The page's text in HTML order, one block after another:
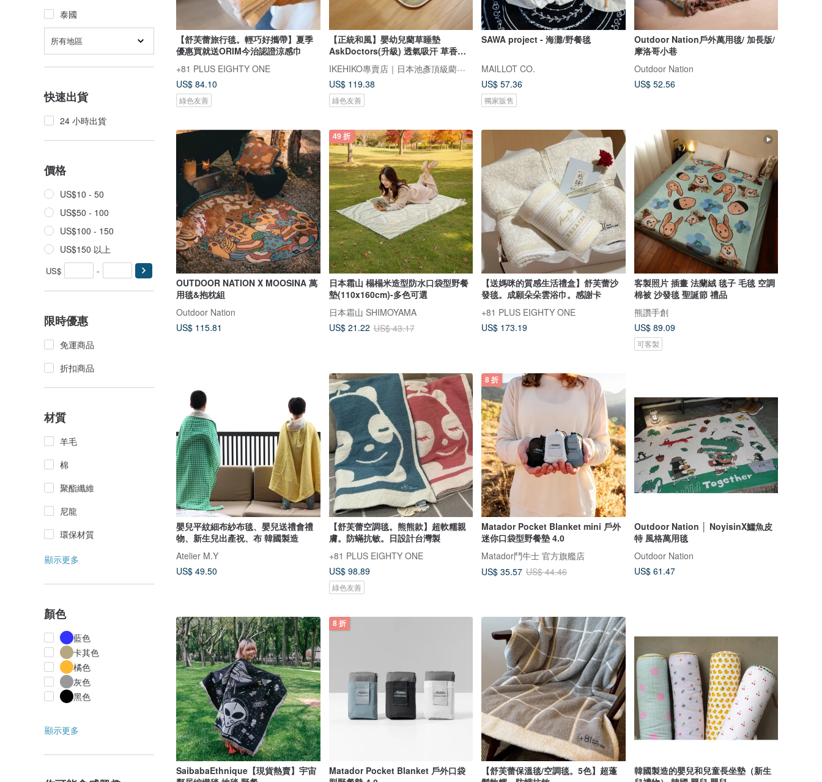
泰國
所有地區
快速出貨
24 小時出貨
價格
US$10 - 50
US$50 - 100
US$100 - 150
US$150 以上
US$ -
限時優惠
免運商品
折扣商品
材質
羊毛
棉
聚酯纖維
尼龍
環保材質
顯示更多
顏色
藍色
卡其色
橘色
灰色
黑色
顯示更多
【舒芙蕾旅行毯。輕巧好攜帶】夏季
優惠買就送ORIM今治認證涼感巾
+81 PLUS EIGHTY ONE
US$ 84.10
綠色友善
【正統和風】嬰幼兒藺草睡墊
AskDoctors(升級) 透氣吸汗 草香入
IKEHIKO專賣店｜日本池彥頂級藺草製品｜讓生活與自然更靠近
US$ 119.38
綠色友善
SAWA project - 海灘/野餐毯
MAILLOT CO.
US$ 57.36
獨家販售
Outdoor Nation戶外萬用毯/ 加長版/
摩洛哥小巷
Outdoor Nation
US$ 52.56
OUTDOOR NATION X MOOSINA 萬
用毯&抱枕組
Outdoor Nation
US$ 115.81
49 折
日本霜山 榻榻米造型防水口袋型野餐
墊(110x160cm)-多色可選
日本霜山 SHIMOYAMA
US$ 21.22 US$ 43.17
【送媽咪的質感生活禮盒】舒芙蕾沙
發毯。成願朵朵雲浴巾。感謝卡
+81 PLUS EIGHTY ONE
US$ 173.19
客製照片 插畫 法蘭絨 毯子 毛毯 空調
棉被 沙發毯 聖誕節 禮品
熊讚手創
US$ 89.09
可客製
嬰兒平紋細布紗布毯、嬰兒送禮會禮
物、新生兒出產祝、布 韓國製造
Atelier M.Y
US$ 49.50
【舒芙蕾空調毯。熊熊款】超軟糯親
膚。防蟎抗敏。日設計台灣製
+81 PLUS EIGHTY ONE
US$ 98.89
綠色友善
8 折
Matador Pocket Blanket mini 戶外
迷你口袋型野餐墊 4.0
Matador鬥牛士 官方旗艦店
US$ 35.57 US$ 44.46
Outdoor Nation │ NoyisinX鱷魚皮
特 風格萬用毯
Outdoor Nation
US$ 61.47
SaibabaEthnique【現貨熱賣】宇宙
8 折
Matador Pocket Blanket 戶外口袋
【舒芙蕾保溫毯/空調毯。5色】超蓬
韓國製造的嬰兒和兒童長坐墊（新生